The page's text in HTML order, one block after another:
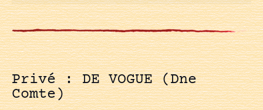
Privé : DE VOGUE (Dne
Comte)